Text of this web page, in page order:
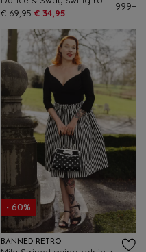
€ 69,95 € 34,95
999+
- 60%
BANNED RETRO